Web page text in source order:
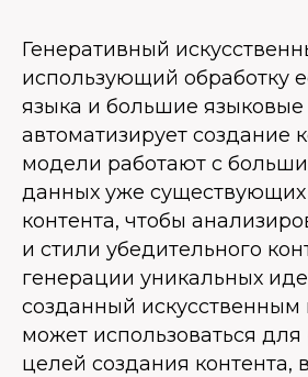
Генеративный
использующий обработку
языка и большие
автоматизирует создание
модели работают с
данных уже
контента, чтобы
и стили убедительного
генерации уникальных
созданный искусственным
может использоваться
целей создания контента,